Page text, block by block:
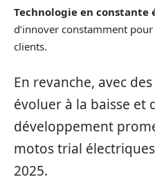
Technologie en constante
d’innover constamment
clients.
En revanche, avec
évoluer à la baisse et
développement
motos trial
2025.